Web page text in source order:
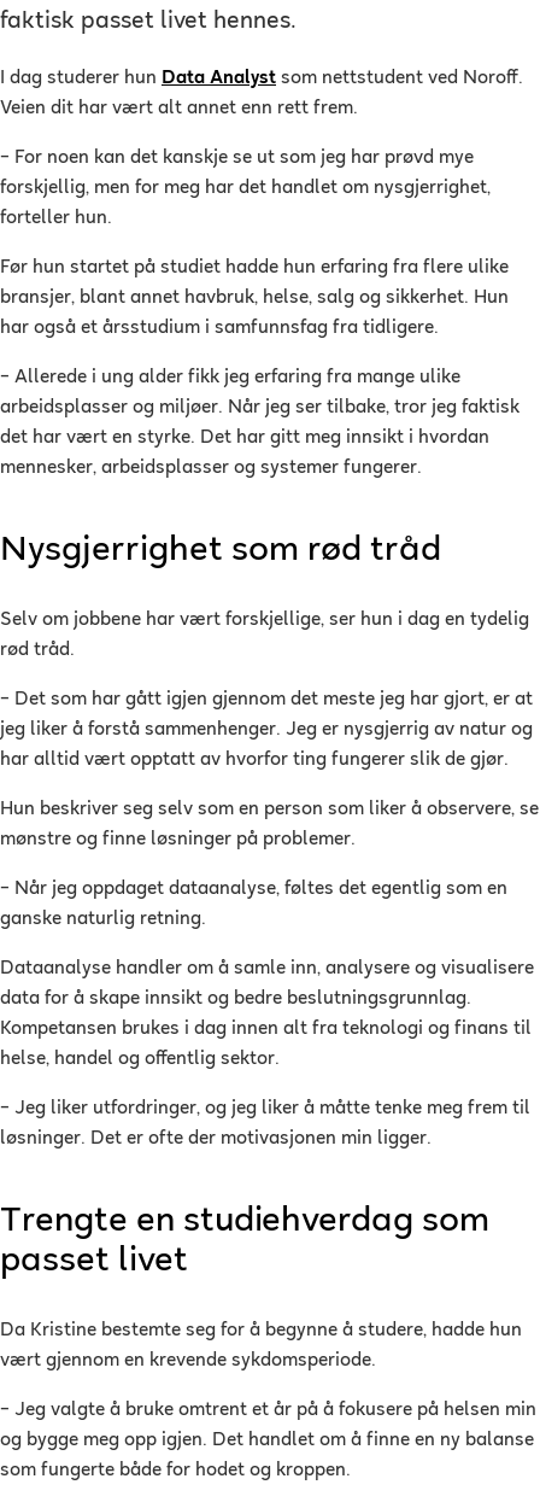
faktisk passet livet hennes.
I dag studerer hun Data Analyst som nettstudent ved Noroff.
Veien dit har vært alt annet enn rett frem.
– For noen kan det kanskje se ut som jeg har prøvd mye
forskjellig, men for meg har det handlet om nysgjerrighet,
forteller hun.
Før hun startet på studiet hadde hun erfaring fra flere ulike
bransjer, blant annet havbruk, helse, salg og sikkerhet. Hun
har også et årsstudium i samfunnsfag fra tidligere.
– Allerede i ung alder fikk jeg erfaring fra mange ulike
arbeidsplasser og miljøer. Når jeg ser tilbake, tror jeg faktisk
det har vært en styrke. Det har gitt meg innsikt i hvordan
mennesker, arbeidsplasser og systemer fungerer.
Nysgjerrighet som rød tråd
Selv om jobbene har vært forskjellige, ser hun i dag en tydelig
rød tråd.
– Det som har gått igjen gjennom det meste jeg har gjort, er at
jeg liker å forstå sammenhenger. Jeg er nysgjerrig av natur og
har alltid vært opptatt av hvorfor ting fungerer slik de gjør.
Hun beskriver seg selv som en person som liker å observere, se
mønstre og finne løsninger på problemer.
– Når jeg oppdaget dataanalyse, føltes det egentlig som en
ganske naturlig retning.
Dataanalyse handler om å samle inn, analysere og visualisere
data for å skape innsikt og bedre beslutningsgrunnlag.
Kompetansen brukes i dag innen alt fra teknologi og finans til
helse, handel og offentlig sektor.
– Jeg liker utfordringer, og jeg liker å måtte tenke meg frem til
løsninger. Det er ofte der motivasjonen min ligger.
Trengte en studiehverdag som
passet livet
Da Kristine bestemte seg for å begynne å studere, hadde hun
vært gjennom en krevende sykdomsperiode.
– Jeg valgte å bruke omtrent et år på å fokusere på helsen min
og bygge meg opp igjen. Det handlet om å finne en ny balanse
som fungerte både for hodet og kroppen.